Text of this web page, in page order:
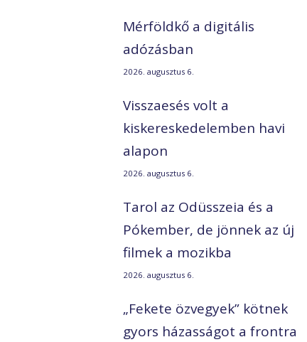
Mérföldkő a digitális
adózásban
2026. augusztus 6.
Visszaesés volt a
kiskereskedelemben havi
alapon
2026. augusztus 6.
Tarol az Odüsszeia és a
Pókember, de jönnek az új
filmek a mozikba
2026. augusztus 6.
„Fekete özvegyek” kötnek
gyors házasságot a frontra